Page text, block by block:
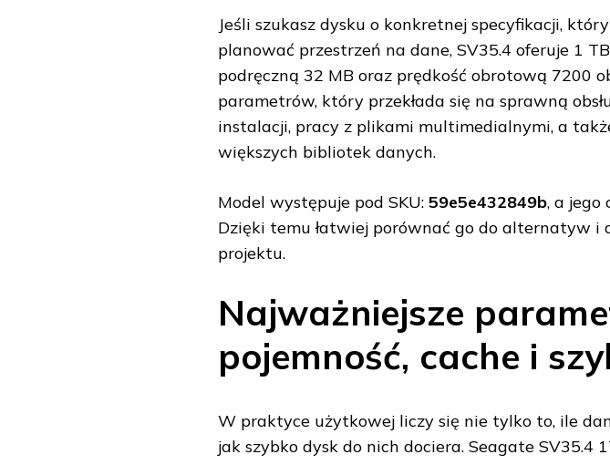
Jeśli szukasz dysku o konkretnej specyfikacji,
planować przestrzeń na dane, SV35.4 oferuje 1
podręczną 32 MB oraz prędkość obrotową 7200
parametrów, który przekłada się na sprawną
instalacji, pracy z plikami multimedialnymi, a
większych bibliotek danych.
Model występuje pod SKU: 59e5e432849b, a jego
Dzięki temu łatwiej porównać go do alternatyw i
projektu.
Najważniejsze
pojemność, cache i
W praktyce użytkowej liczy się nie tylko to, ile
jak szybko dysk do nich dociera. Seagate SV35.4